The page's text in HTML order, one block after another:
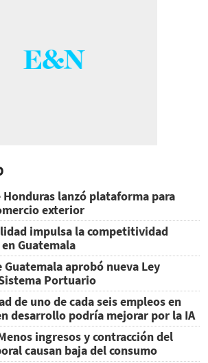
Honduras lanzó plataforma para
exterior
impulsa la competitividad
Guatemala
Guatemala aprobó nueva Ley
Portuario
de uno de cada seis empleos en
desarrollo podría mejorar por la IA
ingresos y contracción del
causan baja del consumo